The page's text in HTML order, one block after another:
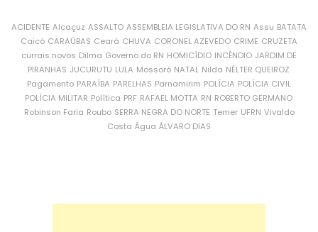
ACIDENTE Alcaçuz ASSALTO ASSEMBLEIA LEGISLATIVA DO RN Assu BATATA
Caicó CARAÚBAS Ceará CHUVA CORONEL AZEVEDO CRIME CRUZETA
currais novos Dilma Governo do RN HOMICÍDIO INCÊNDIO JARDIM DE
PIRANHAS JUCURUTU LULA Mossoró NATAL Nilda NÉLTER QUEIROZ
Pagamento PARAÍBA PARELHAS Parnamirim POLÍCIA POLÍCIA CIVIL
POLÍCIA MILITAR Política PRF RAFAEL MOTTA RN ROBERTO GERMANO
Robinson Faria Roubo SERRA NEGRA DO NORTE Temer UFRN Vivaldo
Costa Água ÁLVARO DIAS